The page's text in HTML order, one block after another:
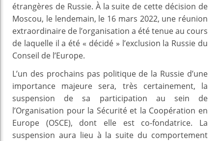
étrangères de Russie. À la suite de cette décision de
Moscou, le lendemain, le 16 mars 2022, une réunion
extraordinaire de l’organisation a été tenue au cours
de laquelle il a été « décidé » l’exclusion la Russie du
Conseil de l’Europe.
L’un des prochains pas politique de la Russie d’une
importance majeure sera, très certainement, la
suspension de sa participation au sein de
l’Organisation pour la Sécurité et la Coopération en
Europe (OSCE), dont elle est co-fondatrice. La
suspension aura lieu à la suite du comportement